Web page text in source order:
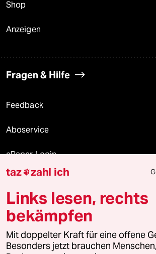
Shop
Anzeigen
Fragen & Hilfe
Feedback
Aboservice
ePaper Login
Downloads für Abonnierende
© 2026 taz Verlags und Vertriebs GmbH
Alle Rechte vorbehalten. Bei rechtlichen Fragen
wenden Sie sich bitte an
lizenzen@taz.de
taz zahl ich
Links lesen, rechts
bekämpfen
Mit doppelter Kraft für eine offene
Besonders jetzt brauchen